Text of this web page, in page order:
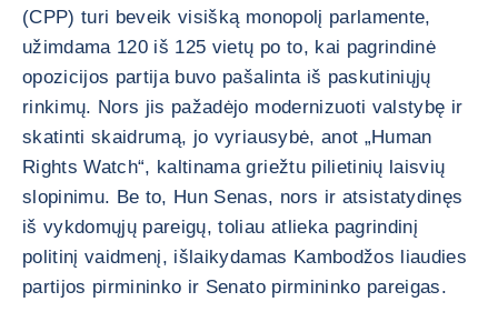
(CPP) turi beveik visišką monopolį parlamente,
užimdama 120 iš 125 vietų po to, kai pagrindinė
opozicijos partija buvo pašalinta iš paskutiniųjų
rinkimų. Nors jis pažadėjo modernizuoti valstybę ir
skatinti skaidrumą, jo vyriausybė, anot „Human
Rights Watch“, kaltinama griežtu pilietinių laisvių
slopinimu. Be to, Hun Senas, nors ir atsistatydinęs
iš vykdomųjų pareigų, toliau atlieka pagrindinį
politinį vaidmenį, išlaikydamas Kambodžos liaudies
partijos pirmininko ir Senato pirmininko pareigas.